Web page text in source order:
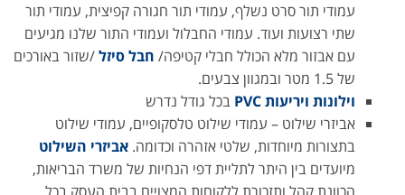
עמודי תור סרט נשלף, עמודי תור חגורה קפיצית, עמודי תור
שתי רצועות ועוד. עמודי החבלול ועמודי התור שלנו מגיעים
עם אבזור מלא הכולל חבלי קטיפה/ חבל סיזל/שזור באורכים
של 1.5 מטר ובמגוון צבעים.
וילונות ויריעות PVC
בכל גודל נדרש
אביזרי שילוט – עמודי שילוט טלסקופיים, עמודי שילוט
בתצורות מיוחדות, שלטי אזהרה וכדומה. אביזרי השילוט
מיועדים בין היתר לתליית דפי הנחיות של משרד הבריאות,